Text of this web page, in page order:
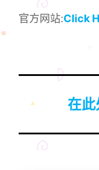
官方网站:Click
在